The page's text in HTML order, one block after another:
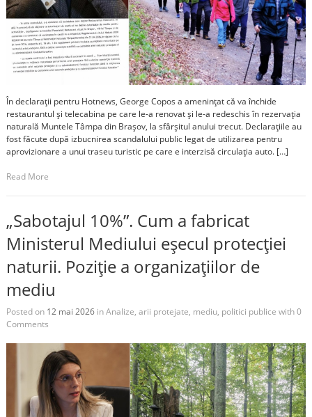
În declarații pentru Hotnews, George Copos a amenințat că va închide
restaurantul și telecabina pe care le-a renovat și le-a redeschis în rezervația
naturală Muntele Tâmpa din Brașov, la sfârșitul anului trecut. Declarațiile au
fost făcute după izbucnirea scandalului public legat de utilizarea pentru
aprovizionare a unui traseu turistic pe care e interzisă circulația auto. […]
Read More
„Sabotajul 10%”. Cum a fabricat
Ministerul Mediului eșecul protecției
naturii. Poziție a organizațiilor de
mediu
Posted on 12 mai 2026inAnalize, arii protejate, mediu, politici publice with0
Comments